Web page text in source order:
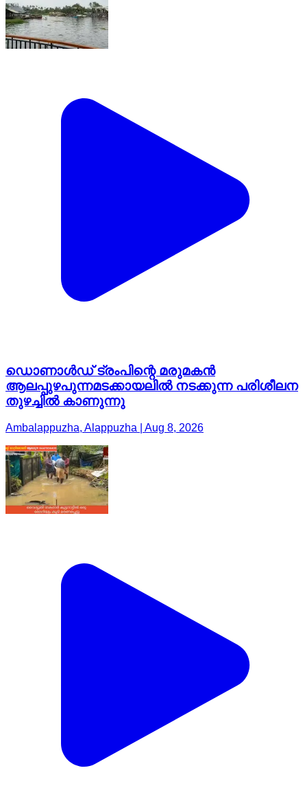
ഡൊണാൾഡ് ട്രംപിന്റെ മരുമകൻ
ആലപ്പുഴപുന്നമടക്കായലിൽ നടക്കുന്ന പരിശീലന
തുഴച്ചിൽ കാണുന്നു
Ambalappuzha, Alappuzha | Aug 8, 2026